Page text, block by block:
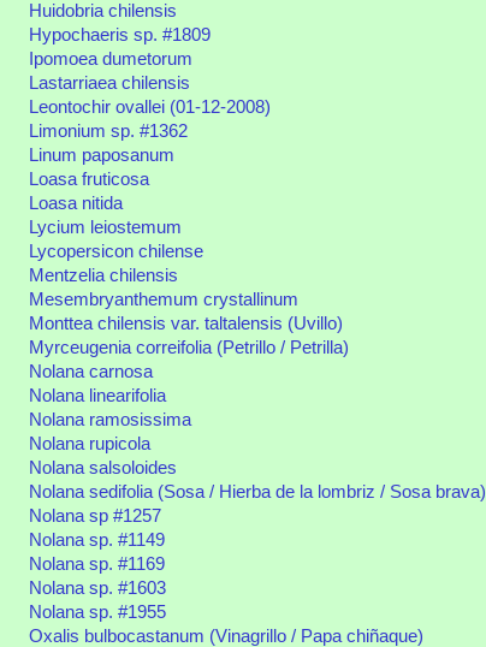
Huidobria chilensis
Hypochaeris sp. #1809
Ipomoea dumetorum
Lastarriaea chilensis
Leontochir ovallei (01-12-2008)
Limonium sp. #1362
Linum paposanum
Loasa fruticosa
Loasa nitida
Lycium leiostemum
Lycopersicon chilense
Mentzelia chilensis
Mesembryanthemum crystallinum
Monttea chilensis var. taltalensis (Uvillo)
Myrceugenia correifolia (Petrillo / Petrilla)
Nolana carnosa
Nolana linearifolia
Nolana ramosissima
Nolana rupicola
Nolana salsoloides
Nolana sedifolia (Sosa / Hierba de la lombriz / Sosa brava)
Nolana sp #1257
Nolana sp. #1149
Nolana sp. #1169
Nolana sp. #1603
Nolana sp. #1955
Oxalis bulbocastanum (Vinagrillo / Papa chiñaque)